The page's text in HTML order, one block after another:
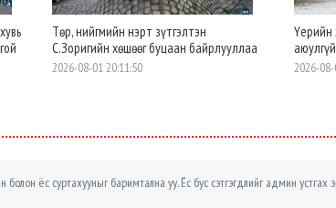
Төр, нийгмийн нэрт зүтгэлтэн
С.Зоригийн хөшөөг буцаан байрлууллаа
2026-08-01 20:11:50
Үерийн
2026-
ёс суртахууныг баримтална уу. Ёс бус сэтгэгдлийг админ